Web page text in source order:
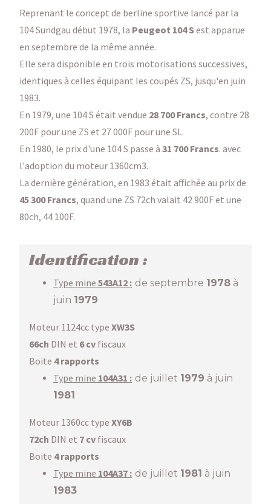
Reprenant le concept de berline sportive lancé par la
104 Sundgau début 1978, la Peugeot 104 Sest apparue
en septembre de la même année.
Elle sera disponible en trois motorisations successives,
identiques à celles équipant les coupés ZS, jusqu'en juin
1983.
En 1979, une 104 S était vendue 28 700 Francs, contre 28
200F pour une ZS et 27 000F pour une SL.
En 1980, le prix d'une 104 S passe à 31 700 Francs. avec
l'adoption du moteur 1360cm3.
La dernière génération, en 1983 était affichée au prix de
45 300 Francs, quand une ZS 72ch valait 42 900F et une
80ch, 44 100F.
Identification :
Type mine 543A12 : de septembre 1978 à
juin 1979
Moteur 1124cc type XW3S
66ch DIN et 6 cv fiscaux
Boite 4 rapports
Type mine 104A31 : de juillet 1979 à juin
1981
Moteur 1360cc type XY6B
72ch DIN et 7 cv fiscaux
Boite 4 rapports
Type mine 104A37 : de juillet 1981 à juin
1983